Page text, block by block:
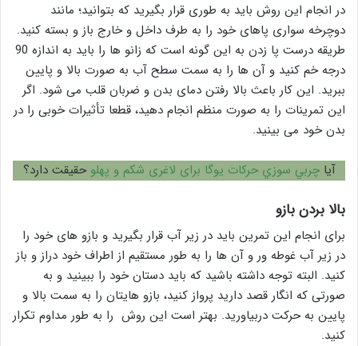
در انجام این روش باید به طوری قرار بگیرید که بتوانید؛ مانند
دوچرخه سواری پاهای خود را به طرف داخل و خارج باز و بسته کنید.
طریقه درست پا زدن به این گونه است که زانو ها را باید به اندازه 90
درجه خم کنید و آن ها را به سمت سطح آب به صورت بالا و پایین
ببرید. این کار باعث بالا رفتن دمای بدن و ضربان قلب می شود. اگر
این تمرینات را به صورت منظم انجام دهید، قطعا تأثیرات خوبی را در
بدن خود می بینید.
آیاچربي سوزي حرکات یوگا برای لاغری شکم و پهلو حقیقت دارد؟
بالا بردن بازو
برای انجام این تمرین باید در زیر آب قرار بگیرید و بازو های خود را
در زیر آب غوطه ور و آن ها را به طور مستقیم از اطراف خود دراز و باز
کنید. البته توجه داشته باشید که باید دستان خود را ببینید و به
صورتی که انگار قصد دارید پرواز کنید، بازو هایتان را به سمت بالا و
پایین به حرکت دربیاورید. بهتر است این روش را به طور مداوم تکرار
کنید.